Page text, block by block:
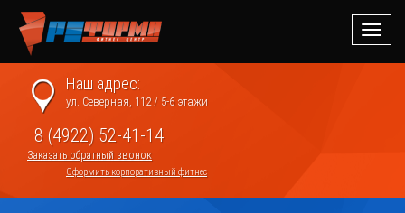
Наш адрес:
ул. Северная, 112 / 5-6 этажи
8 (4922) 52-41-14
Заказать обратный звонок
Оформить корпоративный фитнес